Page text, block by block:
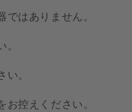
ではありません。
。
お控えください。